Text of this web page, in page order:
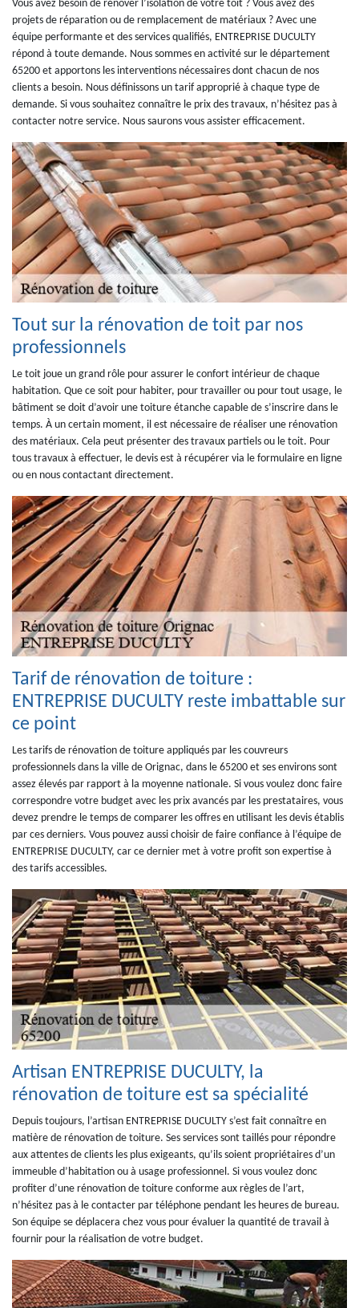
Vous avez besoin de rénover l’isolation de votre toit ? Vous avez des
projets de réparation ou de remplacement de matériaux ? Avec une
équipe performante et des services qualifiés, ENTREPRISE DUCULTY
répond à toute demande. Nous sommes en activité sur le département
65200 et apportons les interventions nécessaires dont chacun de nos
clients a besoin. Nous définissons un tarif approprié à chaque type de
demande. Si vous souhaitez connaître le prix des travaux, n’hésitez pas à
contacter notre service. Nous saurons vous assister efficacement.
Tout sur la rénovation de toit par nos
professionnels
Le toit joue un grand rôle pour assurer le confort intérieur de chaque
habitation. Que ce soit pour habiter, pour travailler ou pour tout usage, le
bâtiment se doit d’avoir une toiture étanche capable de s’inscrire dans le
temps. À un certain moment, il est nécessaire de réaliser une rénovation
des matériaux. Cela peut présenter des travaux partiels ou le toit. Pour
tous travaux à effectuer, le devis est à récupérer via le formulaire en ligne
ou en nous contactant directement.
Tarif de rénovation de toiture :
ENTREPRISE DUCULTY reste imbattable sur
ce point
Les tarifs de rénovation de toiture appliqués par les couvreurs
professionnels dans la ville de Orignac, dans le 65200 et ses environs sont
assez élevés par rapport à la moyenne nationale. Si vous voulez donc faire
correspondre votre budget avec les prix avancés par les prestataires, vous
devez prendre le temps de comparer les offres en utilisant les devis établis
par ces derniers. Vous pouvez aussi choisir de faire confiance à l’équipe de
ENTREPRISE DUCULTY, car ce dernier met à votre profit son expertise à
des tarifs accessibles.
Artisan ENTREPRISE DUCULTY, la
rénovation de toiture est sa spécialité
Depuis toujours, l’artisan ENTREPRISE DUCULTY s’est fait connaître en
matière de rénovation de toiture. Ses services sont taillés pour répondre
aux attentes de clients les plus exigeants, qu’ils soient propriétaires d’un
immeuble d’habitation ou à usage professionnel. Si vous voulez donc
profiter d’une rénovation de toiture conforme aux règles de l’art,
n’hésitez pas à le contacter par téléphone pendant les heures de bureau.
Son équipe se déplacera chez vous pour évaluer la quantité de travail à
fournir pour la réalisation de votre budget.